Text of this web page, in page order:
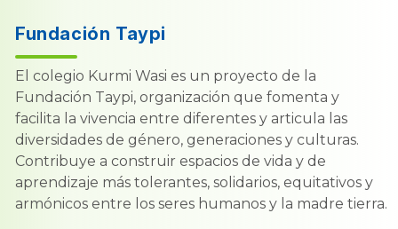
Fundación Taypi
El colegio Kurmi Wasi es un proyecto de la
Fundación Taypi, organización que fomenta y
facilita la vivencia entre diferentes y articula las
diversidades de género, generaciones y culturas.
Contribuye a construir espacios de vida y de
aprendizaje más tolerantes, solidarios, equitativos y
armónicos entre los seres humanos y la madre tierra.